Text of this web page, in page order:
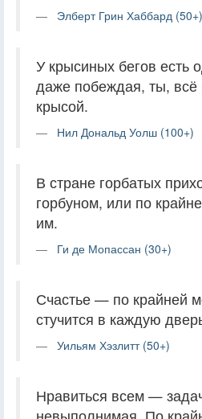
Элберт Грин Хаббард (50+)
У крысиных бегов есть
даже побеждая, ты, всё
крысой.
Нил Дональд Уолш (100+)
В стране горбатых
горбуном, или по
им.
Ги де Мопассан (30+)
Счастье — по крайней
стучится в каждую
Уильям Хэзлитт (50+)
Нравиться всем —